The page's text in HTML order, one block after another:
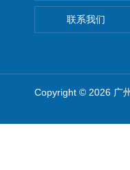
联系我们
Copyright © 2026 广